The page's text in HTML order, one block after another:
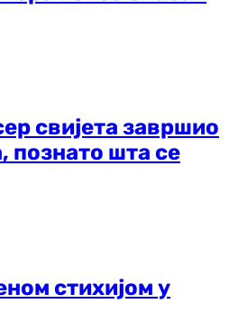
свијета завршио
познато шта се
стихијом у